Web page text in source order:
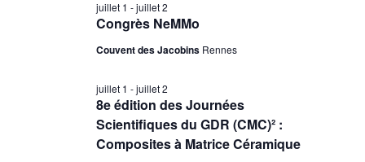
juillet
2026Congrès NeMMo
juillet 1 -juillet 2
Couvent des Jacobins Rennes
8e édition des Journées
Scientifiques du GDR (CMC)² :
Composites à Matrice Céramique
juillet 1 -juillet 2